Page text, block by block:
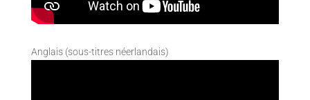
Anglais (sous-titres néerlandais)